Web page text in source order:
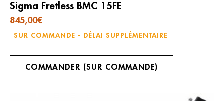
Sigma Fretless BMC 15FE
845,00€
SUR COMMANDE - DÉLAI SUPPLÉMENTAIRE
COMMANDER (SUR COMMANDE)